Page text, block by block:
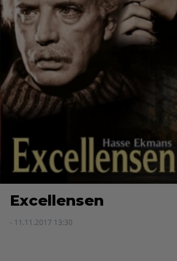
Excellensen
- 11.11.2017 13:30